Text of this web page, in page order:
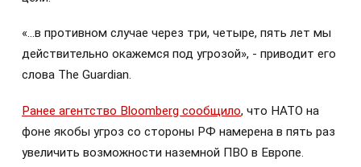
«...в противном случае через три, четыре, пять лет мы
действительно окажемся под угрозой», - приводит его
слова The Guardian.
Ранее агентство Bloomberg сообщило, что НАТО на
фоне якобы угроз со стороны РФ намерена в пять раз
увеличить возможности наземной ПВО в Европе.